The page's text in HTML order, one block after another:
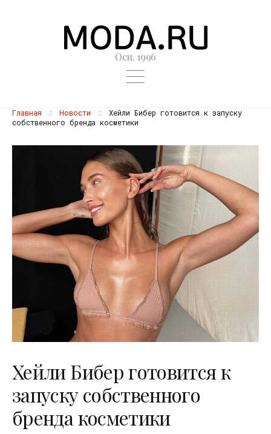
Осн. 1996
Главная Новости
Хейли Бибер готовится к запуску
собственного бренда косметики
Хейли Бибер готовится к
запуску собственного
бренда косметики